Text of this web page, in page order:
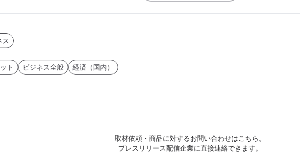
ス
ト ビジネス全般 経済（国内）
取材依頼・商品に対するお問い合わせはこちら。
プレスリリース配信企業に直接連絡できます。